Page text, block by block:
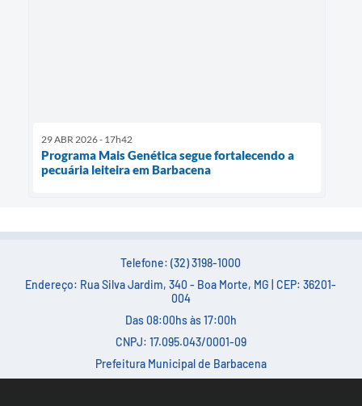
29 ABR 2026 - 17h42
Programa Mais Genética segue fortalecendo a
pecuária leiteira em Barbacena
Telefone: (32) 3198-1000
Endereço: Rua Silva Jardim, 340 - Boa Morte, MG | CEP: 36201-
004
Das 08:00hs às 17:00h
CNPJ: 17.095.043/0001-09
Prefeitura Municipal de Barbacena